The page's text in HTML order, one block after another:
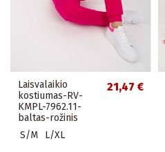
Laisvalaikio
kostiumas-RV-
KMPL-7962.11-
baltas-rožinis
21,47 €
S/M L/XL